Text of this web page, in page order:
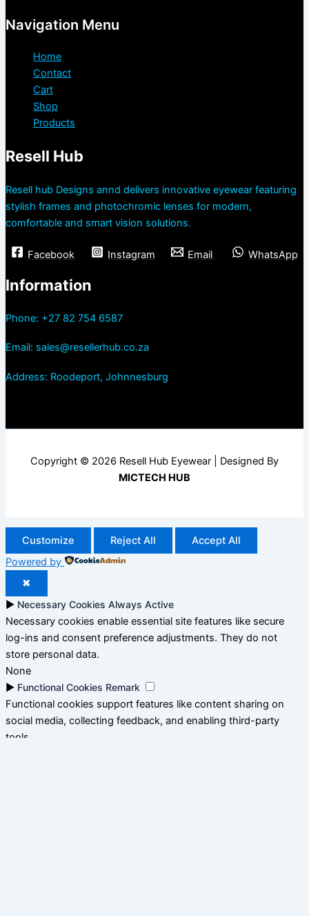
Navigation Menu
Home
Contact
Cart
Shop
Products
Resell Hub
Resell hub Designs annd delivers innovative eyewear featuring
stylish frames and photochromic lenses for modern,
comfortable and smart vision solutions.
Facebook Instagram Email WhatsApp
Information
Phone: +27 82 754 6587
Email: sales@resellerhub.co.za
Address: Roodeport, Johnnesburg
Copyright © 2026 Resell Hub Eyewear | Designed By
MICTECH HUB
Customize Reject All
Accept All
Powered by
✖
► Necessary Cookies Always Active
Necessary cookies enable essential site features like secure
log-ins and consent preference adjustments. They do not
store personal data.
None
► Functional Cookies Remark
Functional cookies support features like content sharing on
social media, collecting feedback, and enabling third-party
tools.